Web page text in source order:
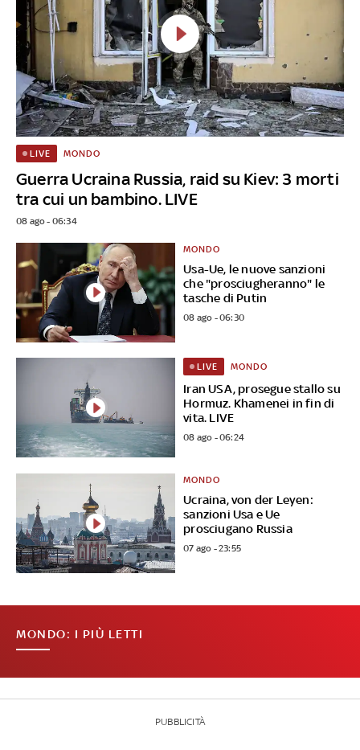
Guerra Ucraina Russia, raid su Kiev: 3 morti
tra cui un bambino. LIVE
LIVE MONDO
08 ago - 06:34
Usa-Ue, le nuove sanzioni
che "prosciugheranno" le
tasche di Putin
MONDO
08 ago - 06:30
Iran USA, prosegue stallo su
Hormuz. Khamenei in fin di
vita. LIVE
LIVE MONDO
08 ago - 06:24
Ucraina, von der Leyen:
sanzioni Usa e Ue
prosciugano Russia
MONDO
07 ago - 23:55
MONDO: I PIÙ LETTI
PUBBLICITÀ